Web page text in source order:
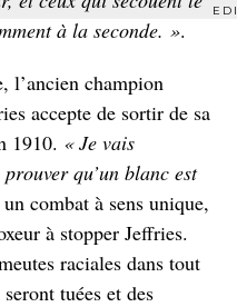
à la seconde. ».
l’ancien champion
accepte de sortir de sa
1910. « Je vais
qu’un blanc est
combat à sens unique,
à stopper Jeffries.
raciales dans tout
tuées et des